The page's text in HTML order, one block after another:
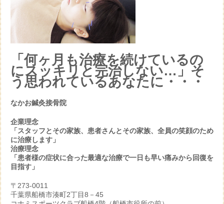
「何ヶ月も治療を続けているの
にスッキリと完治しない…」そ
う思われているあなたに・・・
なかお鍼灸接骨院
企業理念
「スタッフとその家族、患者さんとその家族、全員の笑顔のため
に治療します」
治療理念
「患者様の症状に合った最適な治療で一日も早い痛みから回復を
目指す」
〒273-0011
千葉県船橋市湊町2丁目8－45